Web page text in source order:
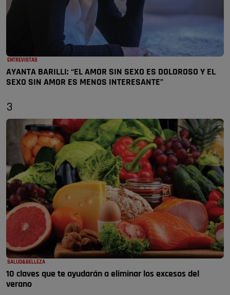
ENTREVISTAS
AYANTA BARILLI: “EL AMOR SIN SEXO ES DOLOROSO Y EL
SEXO SIN AMOR ES MENOS INTERESANTE”
3
SALUD&BELLEZA
10 claves que te ayudarán a eliminar los excesos del
verano